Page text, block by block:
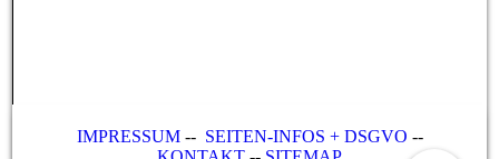
IMPRESSUM-- SEITEN-INFOS + DSGVO --